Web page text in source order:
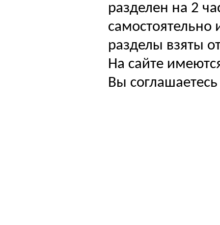
разделен на 2
самостоятельно
разделы взяты
На сайте
Вы